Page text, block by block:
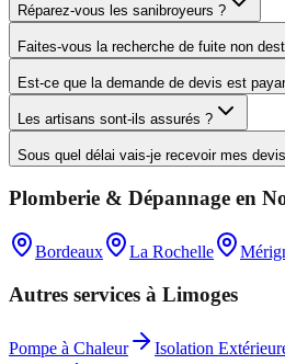
Réparez-vous les sanibroyeurs ?
Faites-vous la recherche de fuite non
Est-ce que la demande de devis est
Les artisans sont-ils assurés ?
Sous quel délai vais-je recevoir mes
Plomberie & Dépannage en
Bordeaux La Rochelle
Autres services à Limoges
Pompe à Chaleur Isolation